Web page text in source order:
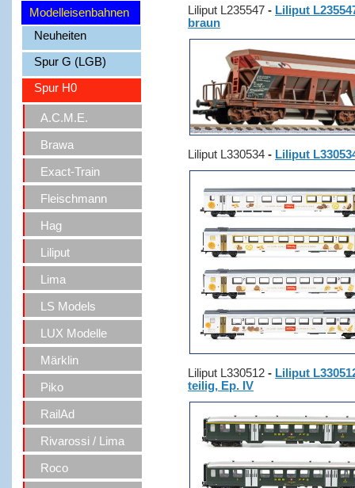
Modelleisenbahnen
Neuheiten
Spur G (LGB)
Spur H0
A.C.M.E.
Brawa
Exact-Train
Fleischmann
Hag
Liliput
Lima
LS Models
LUX Modelle
Märklin
Piko
RailAd
Rivarossi / Lima
Roco
Liliput L235547 - Liliput
braun
Liliput L330534 - Liliput
Liliput L330512 - Liliput
teilig, Ep. IV